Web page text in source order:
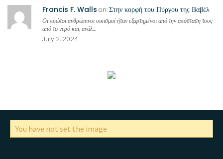
Francis F. Walls on:Στην κορφή του Πύργου της Βαβέλ
Οι πρώτοι ανθρώπινοι οικισμοί ήταν εξαρτημένοι από την απόσταση τους
από το νερό και, ανάλ...
July 2, 2024
You have not set the image